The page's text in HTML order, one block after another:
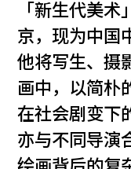
「新生代美
京，现为中国
他将写生、摄
画中，以简朴
在社会剧变下
亦与不同导演